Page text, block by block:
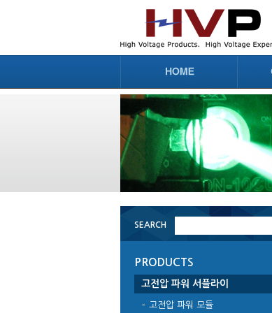
SEARCH
PRODUCTS
고전압 파워 서플라이
고전압 파워 모듈